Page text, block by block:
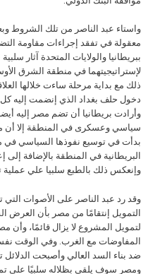
واستاء عبد الناصر من تلك الشروط
معقولة في تفقد إجراءات مقاومة
ببريطانيا والولايات المتحدة آثار
لإستراتيجيتهما في منطقة الشرق
ذلك مع بداية مرحلة ساءت خلالها
دخول حلف بغداد الذي إنضمت إليه كل
وأرادت بريطانيا أن تضم مصر إليه
سياسي وعسكرى في المنطقة إلا
بدأت في توسيع نفوذها السياسي في
البريطانية في المنطقة بالإضافة
وإنعكس ذلك بالطبع سلبيا علي عملية
وقد رد عبد الناصر على الأصوات
التمويل إنتقامًا من مصر بأن
لتمويل المشروع لا يزال قائمًا، وأن
المفاوضات مع الغرب. وفي الوقت
ضد بناء السد العالي وأصبحت
ومصر سوف يلقي بظلاله سلبيًا على